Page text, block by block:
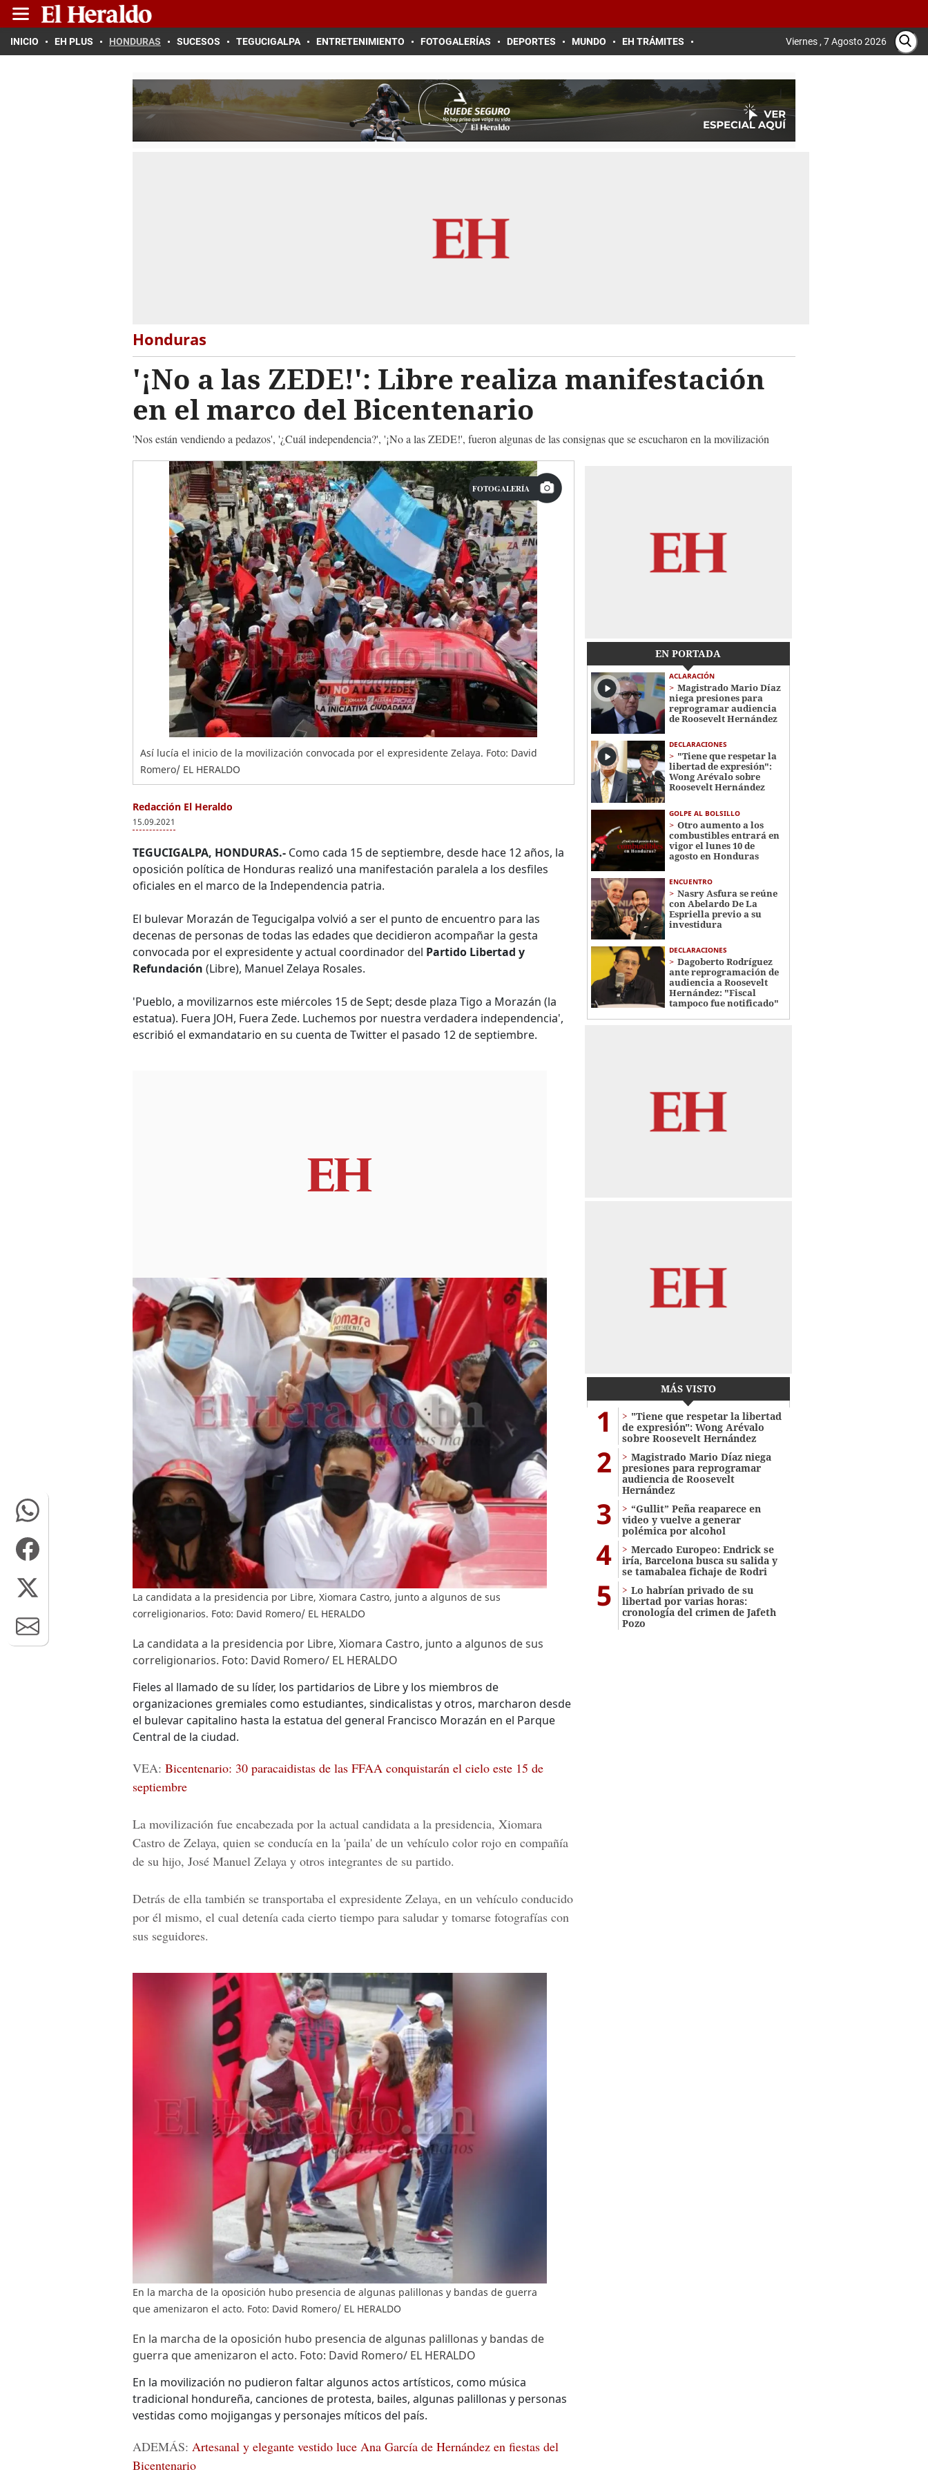
INICIO EH PLUS HONDURAS SUCESOS TEGUCIGALPA ENTRETENIMIENTO FOTOGALERÍAS DEPORTES MUNDO EH TRÁMITES Viernes , 7 Agosto 2026
Honduras
'¡No a las ZEDE!': Libre realiza manifestación
en el marco del Bicentenario
'Nos están vendiendo a pedazos', '¿Cuál independencia?', '¡No a las ZEDE!', fueron algunas de las consignas que se escucharon en la movilización
FOTOGALERÍA
Así lucía el inicio de la movilización convocada por el expresidente Zelaya. Foto: David
Romero/ EL HERALDO
Redacción El Heraldo
15.09.2021
TEGUCIGALPA, HONDURAS.- Como cada 15 de septiembre, desde hace 12 años, la
oposición política de Honduras realizó una manifestación paralela a los desfiles
oficiales en el marco de la Independencia patria.
El bulevar Morazán de Tegucigalpa volvió a ser el punto de encuentro para las
decenas de personas de todas las edades que decidieron acompañar la gesta
convocada por el expresidente y actual coordinador del Partido Libertad y
Refundación (Libre), Manuel Zelaya Rosales.
'Pueblo, a movilizarnos este miércoles 15 de Sept; desde plaza Tigo a Morazán (la
estatua). Fuera JOH, Fuera Zede. Luchemos por nuestra verdadera independencia',
escribió el exmandatario en su cuenta de Twitter el pasado 12 de septiembre.
La candidata a la presidencia por Libre, Xiomara Castro, junto a algunos de sus
correligionarios. Foto: David Romero/ EL HERALDO
La candidata a la presidencia por Libre, Xiomara Castro, junto a algunos de sus
correligionarios. Foto: David Romero/ EL HERALDO
Fieles al llamado de su líder, los partidarios de Libre y los miembros de
organizaciones gremiales como estudiantes, sindicalistas y otros, marcharon desde
el bulevar capitalino hasta la estatua del general Francisco Morazán en el Parque
Central de la ciudad.
VEA: Bicentenario: 30 paracaidistas de las FFAA conquistarán el cielo este 15 de
septiembre
La movilización fue encabezada por la actual candidata a la presidencia, Xiomara
Castro de Zelaya, quien se conducía en la 'paila' de un vehículo color rojo en compañía
de su hijo, José Manuel Zelaya y otros integrantes de su partido.
Detrás de ella también se transportaba el expresidente Zelaya, en un vehículo conducido
por él mismo, el cual detenía cada cierto tiempo para saludar y tomarse fotografías con
sus seguidores.
En la marcha de la oposición hubo presencia de algunas palillonas y bandas de guerra
que amenizaron el acto. Foto: David Romero/ EL HERALDO
En la marcha de la oposición hubo presencia de algunas palillonas y bandas de
guerra que amenizaron el acto. Foto: David Romero/ EL HERALDO
En la movilización no pudieron faltar algunos actos artísticos, como música
tradicional hondureña, canciones de protesta, bailes, algunas palillonas y personas
vestidas como mojigangas y personajes míticos del país.
ADEMÁS: Artesanal y elegante vestido luce Ana García de Hernández en fiestas del
Bicentenario
EN PORTADA
ACLARACIÓN
Magistrado Mario Díaz
niega presiones para
reprogramar audiencia
de Roosevelt Hernández
DECLARACIONES
"Tiene que respetar la
libertad de expresión":
Wong Arévalo sobre
Roosevelt Hernández
GOLPE AL BOLSILLO
Otro aumento a los
combustibles entrará en
vigor el lunes 10 de
agosto en Honduras
ENCUENTRO
Nasry Asfura se reúne
con Abelardo De La
Espriella previo a su
investidura
DECLARACIONES
Dagoberto Rodríguez
ante reprogramación de
audiencia a Roosevelt
Hernández: "Fiscal
tampoco fue notificado"
MÁS VISTO
1
"Tiene que respetar la libertad
de expresión": Wong Arévalo
sobre Roosevelt Hernández
2
Magistrado Mario Díaz niega
presiones para reprogramar
audiencia de Roosevelt
Hernández
3
“Gullit” Peña reaparece en
video y vuelve a generar
polémica por alcohol
4
Mercado Europeo: Endrick se
iría, Barcelona busca su salida y
se tamabalea fichaje de Rodri
5
Lo habrían privado de su
libertad por varias horas:
cronología del crimen de Jafeth
Pozo